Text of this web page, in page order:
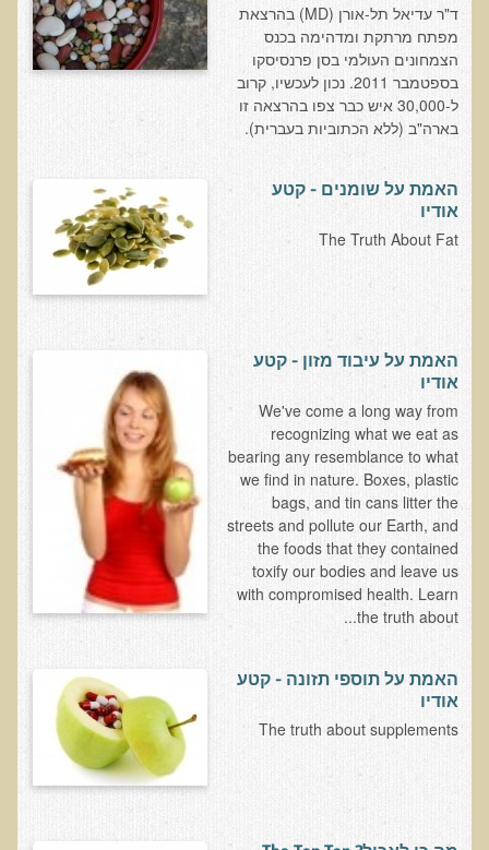
ירדתי ל- 2 מגנזיום גליצינייט ליום ולא לקחתי את הלית'נייז כבר חודש
​תודה לך עדיאל על הפגישה היום. מאד שמחתי על האווירה האופטימית
עצוב נורא לחשוב שכל כך הרבה אנשים מאמינים שכימותרפיה היא
התקווה היחידה כאשר מאובחנים עם סרטן
אנחנו מאושרים מאוד שביצענו ואת הבדיקה וממליצים בחום לכל מי
הבריאות של כל המשפחה השתפרה
אסירי תודה לך על השבת הבריאות שלנו
הצוות שלנו
ענבל ליבסקי, Bsc, ND
ד"ר גבריאל שמלוב MD
ד"ר עדיאל תל-אורן
ד"ר שולמית לוריא (MD)
איפה נמצא ד"ר תל-אורן
אקופוליטן רשת בינ"ל לבריאות האדם והסביבה
מיהו ד"ר עדיאל תל-אורן
הארגון למזעור החשיפה האלקטרומגנטית
מרפ"י - המרכז לרפואה פונקציונאלית בישראל
הארגון העולמי לבריאות נפשית פונקציונאלית
הקלה בדיכאון חמור
ד"ר עדיאל תל-אורן (MD) בהרצאת
מפתח מרתקת ומדהימה בכנס
הצמחונים העולמי בסן פרנסיסקו
בספטמבר 2011. נכון לעכשיו, קרוב
ל-30,000 איש כבר צפו בהרצאה זו
בארה"ב (ללא הכתוביות בעברית).
האמת על שומנים - קטע
אודיו
The Truth About Fat
האמת על עיבוד מזון - קטע
אודיו
We've come a long way from
recognizing what we eat as
bearing any resemblance to what
we find in nature. Boxes, plastic
bags, and tin cans litter the
streets and pollute our Earth, and
the foods that they contained
toxify our bodies and leave us
with compromised health. Learn
the truth about...
האמת על תוספי תזונה - קטע
אודיו
The truth about supplements